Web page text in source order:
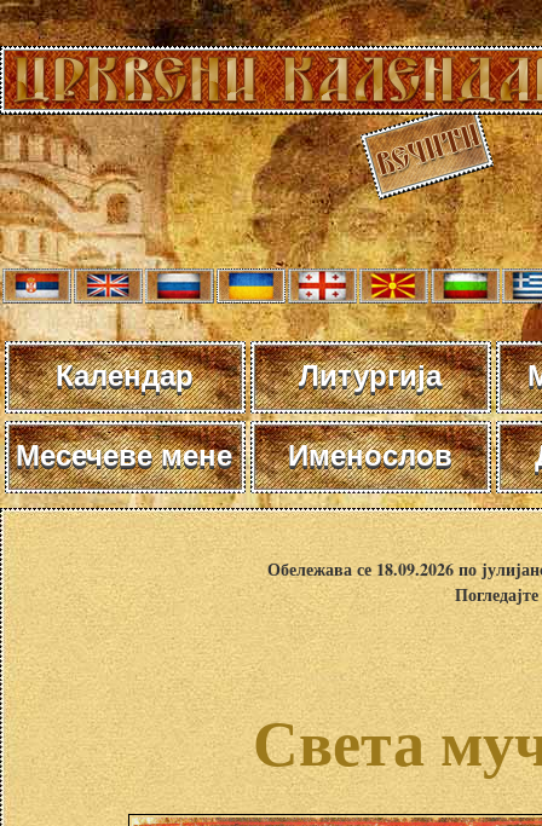
Календар Литургија
Месечеве мене Именослов
Обележава се 18.09.2026 по
Света